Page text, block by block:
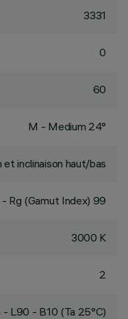
3331
0
60
M - Medium 24°
inclinaison haut/bas
Rg (Gamut Index) 99
3000 K
2
L90 - B10 (Ta 25°C)